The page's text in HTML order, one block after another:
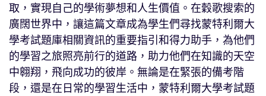
取，實現自己的學術夢想和人生價值。在穀歌搜索的
廣闊世界中，讓這篇文章成為學生們尋找蒙特利爾大
學考試題庫相關資訊的重要指引和得力助手，為他們
的學習之旅照亮前行的道路，助力他們在知識的天空
中翱翔，飛向成功的彼岸。無論是在緊張的備考階
段，還是在日常的學習生活中，蒙特利爾大學考試題